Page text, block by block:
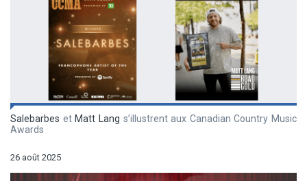
Salebarbes et Matt Lang s’illustrent aux Canadian Country Music
Awards
26 août 2025